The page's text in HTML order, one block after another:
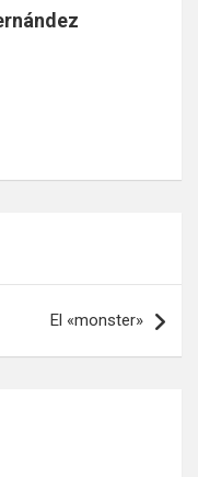
El «monster»